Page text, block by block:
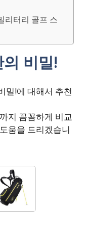
리터리 골프 스
비밀!
밀!에 대해서 추천
지 꼼꼼하게 비교
움을 드리겠습니